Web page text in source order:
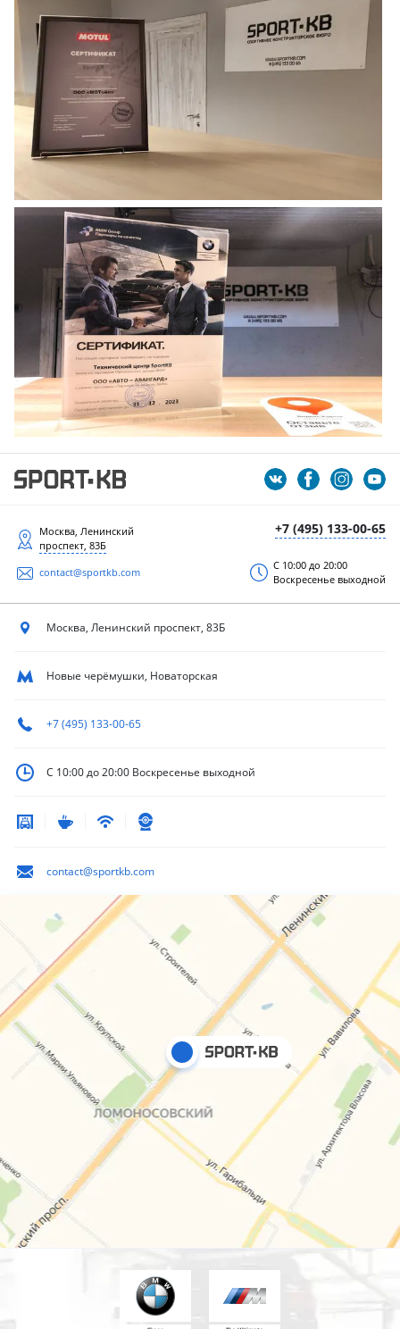
+7 (495) 133-00-65
Москва, Ленинский
проспект, 83Б
contact@sportkb.com
С 10:00 до 20:00
Воскресенье выходной
Москва, Ленинский проспект, 83Б
Новые черёмушки, Новаторская
+7 (495) 133-00-65
С 10:00 до 20:00 Воскресенье выходной
contact@sportkb.com